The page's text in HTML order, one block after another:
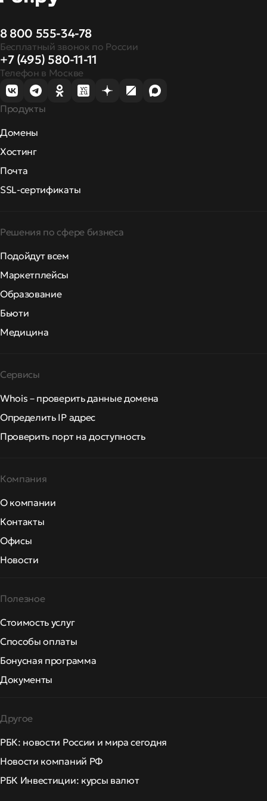
8 800 555-34-78
Бесплатный звонок по России
+7 (495) 580-11-11
Телефон в Москве
Продукты
Домены
Хостинг
Почта
SSL-сертификаты
Решения по сфере бизнеса
Подойдут всем
Маркетплейсы
Образование
Бьюти
Медицина
Сервисы
Whois – проверить данные домена
Определить IP адрес
Проверить порт на доступность
Компания
О компании
Контакты
Офисы
Новости
Полезное
Стоимость услуг
Способы оплаты
Бонусная программа
Документы
Другое
РБК: новости России и мира сегодня
Новости компаний РФ
РБК Инвестиции: курсы валют